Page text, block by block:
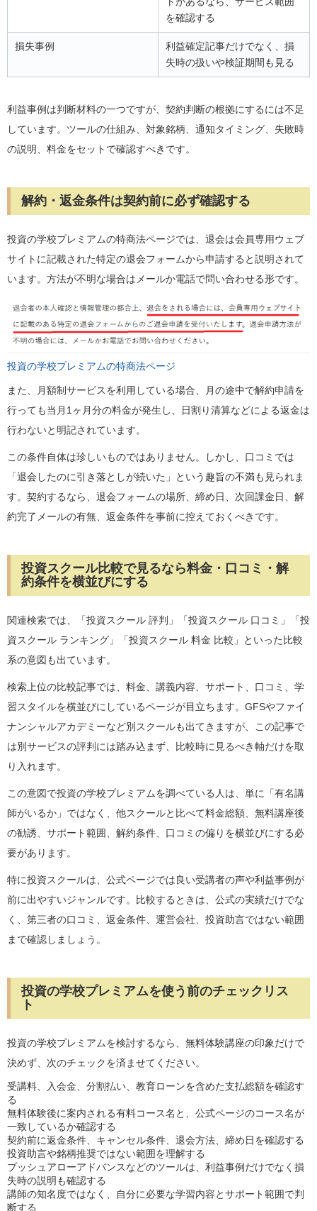
を確認する
損失事例
利益確定記事だけでなく、損
失時の扱いや検証期間も見る
利益事例は判断材料の一つですが、契約判断の根拠にするには不足
しています。ツールの仕組み、対象銘柄、通知タイミング、失敗時
の説明、料金をセットで確認すべきです。
解約・返金条件は契約前に必ず確認する
投資の学校プレミアムの特商法ページでは、退会は会員専用ウェブ
サイトに記載された特定の退会フォームから申請すると説明されて
います。方法が不明な場合はメールか電話で問い合わせる形です。
投資の学校プレミアムの特商法ページ
また、月額制サービスを利用している場合、月の途中で解約申請を
行っても当月1ヶ月分の料金が発生し、日割り清算などによる返金は
行わないと明記されています。
この条件自体は珍しいものではありません。しかし、口コミでは
「退会したのに引き落としが続いた」という趣旨の不満も見られま
す。契約するなら、退会フォームの場所、締め日、次回課金日、解
約完了メールの有無、返金条件を事前に控えておくべきです。
投資スクール比較で見るなら料金・口コミ・解
約条件を横並びにする
関連検索では、「投資スクール 評判」「投資スクール 口コミ」「投
資スクール ランキング」「投資スクール 料金 比較」といった比較
系の意図も出ています。
検索上位の比較記事では、料金、講義内容、サポート、口コミ、学
習スタイルを横並びにしているページが目立ちます。GFSやファイ
ナンシャルアカデミーなど別スクールも出てきますが、この記事で
は別サービスの評判には踏み込まず、比較時に見るべき軸だけを取
り入れます。
この意図で投資の学校プレミアムを調べている人は、単に「有名講
師がいるか」ではなく、他スクールと比べて料金総額、無料講座後
の勧誘、サポート範囲、解約条件、口コミの偏りを横並びにする必
要があります。
特に投資スクールは、公式ページでは良い受講者の声や利益事例が
前に出やすいジャンルです。比較するときは、公式の実績だけでな
く、第三者の口コミ、返金条件、運営会社、投資助言ではない範囲
まで確認しましょう。
投資の学校プレミアムを使う前のチェックリス
ト
投資の学校プレミアムを検討するなら、無料体験講座の印象だけで
決めず、次のチェックを済ませてください。
受講料、入会金、分割払い、教育ローンを含めた支払総額を確認す
る
無料体験後に案内される有料コース名と、公式ページのコース名が
一致しているか確認する
契約前に返金条件、キャンセル条件、退会方法、締め日を確認する
投資助言や銘柄推奨ではない範囲を理解する
プッシュアローアドバンスなどのツールは、利益事例だけでなく損
失時の説明も確認する
講師の知名度ではなく、自分に必要な学習内容とサポート範囲で判
断する